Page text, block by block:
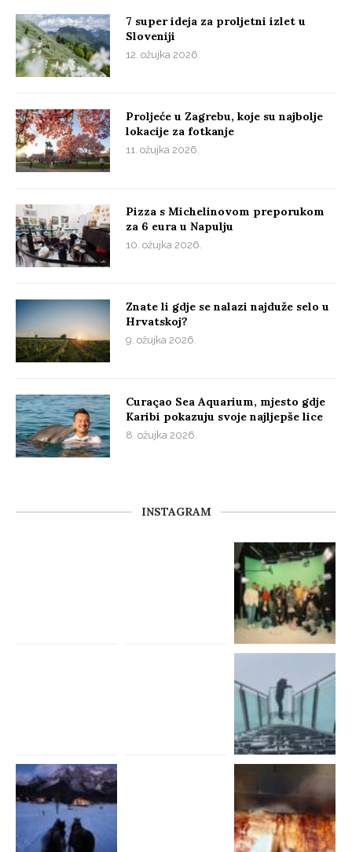
7 super ideja za proljetni izlet u
Sloveniji
12. ožujka 2026.
Proljeće u Zagrebu, koje su najbolje
lokacije za fotkanje
11. ožujka 2026.
Pizza s Michelinovom preporukom
za 6 eura u Napulju
10. ožujka 2026.
Znate li gdje se nalazi najduže selo u
Hrvatskoj?
9. ožujka 2026.
Curaçao Sea Aquarium, mjesto gdje
Karibi pokazuju svoje najljepše lice
8. ožujka 2026.
INSTAGRAM